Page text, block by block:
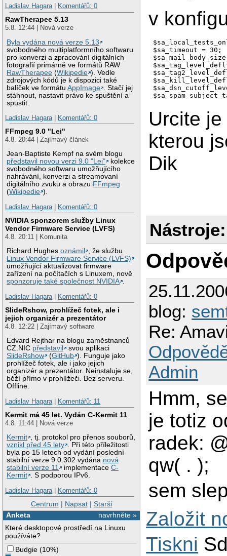
Ladislav Hagara| Komentářů: 0
RawTherapee 5.13
5.8. 12:44 | Nová verze
Byla vydána nová verze 5.13
svobodného multiplatformního softwaru
pro konverzi a zpracování digitálních
fotografií primárně ve formátů RAW
RawTherapee (Wikipedie ). Vedle
zdrojových kódů je k dispozici také
balíček ve formátuAppImage
. Stačí jej
stáhnout, nastavit právo ke spuštění a
spustit.
Ladislav Hagara| Komentářů: 0
FFmpeg 9.0 "Lei"
4.8. 20:44 | Zajímavý článek
Jean-Baptiste Kempf na svém blogu
představil novou verzi 9.0 "Lei"
kolekce
svobodného softwaru umožňujícího
nahrávání, konverzi a streamovaní
digitálního zvuku a obrazu FFmpeg
(Wikipedie ).
Ladislav Hagara| Komentářů: 0
NVIDIA sponzorem služby Linux
Vendor Firmware Service (LVFS)
4.8. 20:11 | Komunita
Richard Hughesoznámil
, že službu
Linux Vendor Firmware Service (LVFS)
umožňující aktualizovat firmware
zařízení na počítačích s Linuxem, nově
sponzoruje také společnost NVIDIA .
Ladislav Hagara| Komentářů: 0
SlideRshow, prohlížeč fotek, ale i
jejich organizér a prezentátor
4.8. 12:22 | Zajímavý software
Edvard Rejthar na blogu zaměstnanců
CZ.NIC představil
svou aplikaci
SlideRshow
(GitHub ). Funguje jako
prohlížeč fotek, ale i jako jejich
organizér a prezentátor. Neinstaluje se,
běží přímo v prohlížeči. Bez serveru.
Offline.
Ladislav Hagara| Komentářů: 11
Kermit má 45 let. Vydán C-Kermit 11
4.8. 11:44 | Nová verze
Kermit , tj. protokol pro přenos souborů,
vznikl před 45 lety . Při této příležitosti
byla po 15 letech od vydání poslední
stabilní verze 9.0.302 vydána nová
stabilní verze 11
implementaceC-
Kermit . S podporou IPv6.
Ladislav Hagara| Komentářů: 0
Centrum | Napsat| Starší
navrhněte »
Anketa
Které desktopové prostředí na Linuxu
používáte?
Budgie (10%)
v
$sa_timeout = 30;
Urcite
kterou
Dik
Nástroje:
blog:
Re:
Admin
Hmm,
je totiz
radek:
qw( . );
sem
Založit
Tiskni